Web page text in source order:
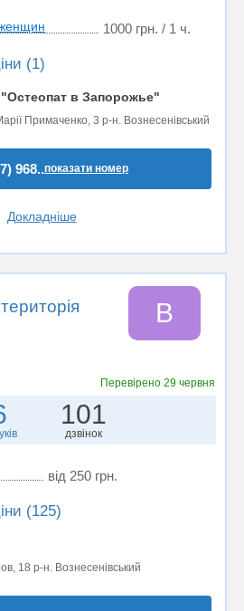
1000 грн. / 1 ч.
(1)
в Запорожье"
Примаченко, 3 р-н. Вознесенівський
968..показати номер
Докладніше
B
Перевірено29 червня
101
дзвінок
від 250 грн.
(125)
18 р-н. Вознесенівський